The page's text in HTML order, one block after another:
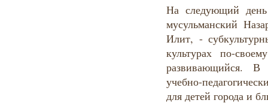
На следующий
мусульманский
Илит, -
культурах по-
развивающийся.
учебно-
для детей города и